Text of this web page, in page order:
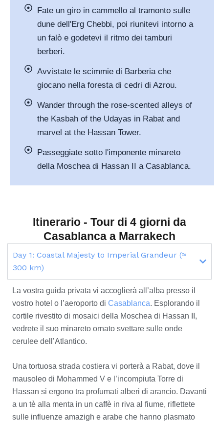
Fate un giro in cammello al tramonto sulle
dune dell'Erg Chebbi, poi riunitevi intorno a
un falò e godetevi il ritmo dei tamburi
berberi.
Avvistate le scimmie di Barberia che
giocano nella foresta di cedri di Azrou.
Wander through the rose-scented alleys of
the Kasbah of the Udayas in Rabat and
marvel at the Hassan Tower.
Passeggiate sotto l'imponente minareto
della Moschea di Hassan II a Casablanca.
Itinerario - Tour di 4 giorni da
Casablanca a Marrakech
Day 1: Coastal Majesty to Imperial Grandeur (≈
300 km)
La vostra guida privata vi accoglierà all’alba presso il
vostro hotel o l’aeroporto di Casablanca. Esplorando il
cortile rivestito di mosaici della Moschea di Hassan II,
vedrete il suo minareto ornato svettare sulle onde
cerulee dell’Atlantico.
Una tortuosa strada costiera vi porterà a Rabat, dove il
mausoleo di Mohammed V e l’incompiuta Torre di
Hassan si ergono tra profumati alberi di arancio. Davanti
a un tè alla menta in un caffè in riva al fiume, riflettete
sulle influenze amazigh e arabe che hanno plasmato